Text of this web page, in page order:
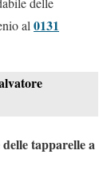
al0131
tapparelle a